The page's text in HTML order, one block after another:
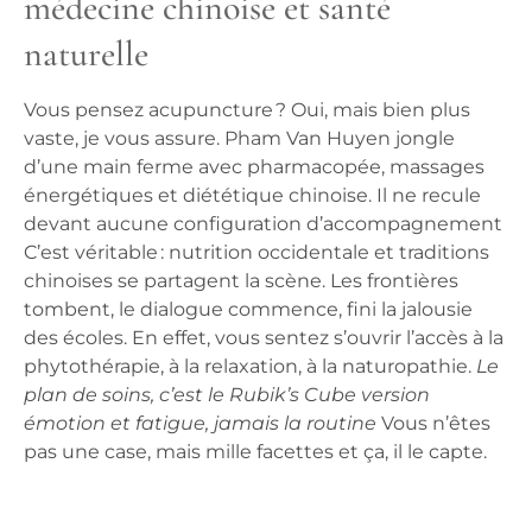
naturelle
Vous pensez acupuncture ? Oui, mais bien plus
vaste, je vous assure. Pham Van Huyen jongle
d’une main ferme avec pharmacopée, massages
énergétiques et diététique chinoise. Il ne recule
devant aucune configuration d’accompagnement
C’est véritable : nutrition occidentale et traditions
chinoises se partagent la scène. Les frontières
tombent, le dialogue commence, fini la jalousie
des écoles. En effet, vous sentez s’ouvrir l’accès à la
phytothérapie, à la relaxation, à la naturopathie. Le
plan de soins, c’est le Rubik’s Cube version
émotion et fatigue, jamais la routine Vous n’êtes
pas une case, mais mille facettes et ça, il le capte.